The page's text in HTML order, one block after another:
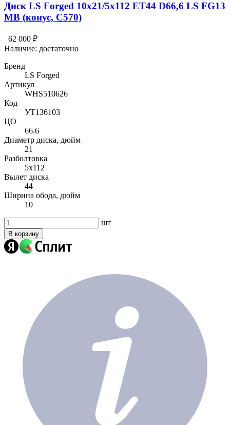
Диск LS Forged 10x21/5x112 ET44 D66,6 LS FG13
MB (конус, C570)
62 000 ₽
Наличие: достаточно
Бренд
LS Forged
Артикул
WHS510626
Код
УТ136103
ЦО
66.6
Диаметр диска, дюйм
21
Разболтовка
5x112
Вылет диска
44
Ширина обода, дюйм
10
шт
В корзину